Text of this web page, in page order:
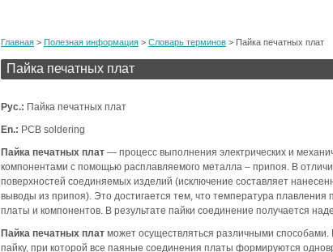
Главная > Полезная информация > Словарь терминов > Пайка печатных плат
Пайка печатных плат
Рус.: Пайка печатных плат
En.: PCB soldering
Пайка печатных плат — процесс выполнения электрических и
компонентами с помощью расплавляемого металла – припоя. В
поверхностей соединяемых изделий (исключение составляет
выводы из припоя). Это достигается тем, что температура
платы и компонентов. В результате пайки соединение получается
Пайка печатных плат может осуществляться различными способами.
пайку, при которой все паяные соединения платы формируются